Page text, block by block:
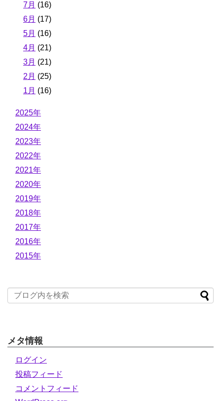
7月 (16)
6月 (17)
5月 (16)
4月 (21)
3月 (21)
2月 (25)
1月 (16)
2025年
2024年
2023年
2022年
2021年
2020年
2019年
2018年
2017年
2016年
2015年
メタ情報
ログイン
投稿フィード
コメントフィード